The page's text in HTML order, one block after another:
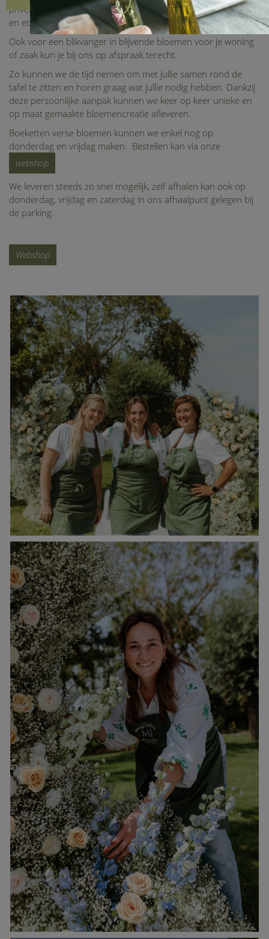
privéfeesten,... Hier ontmoeten we jullie in een warme sfeer
en etaleren we wat Maison Julie te bieden heeft.
Ook voor een blikvanger in blijvende bloemen voor je woning
of zaak kun je bij ons op afspraak terecht.
Zo kunnen we de tijd nemen om met jullie samen rond de
tafel te zitten en horen graag wat jullie nodig hebben. Dankzij
deze persoonlijke aanpak kunnen we keer op keer unieke en
op maat gemaakte bloemencreatie afleveren.
Boeketten verse bloemen kunnen we enkel nog op
donderdag en vrijdag maken. Bestellen kan via onze
webshop
We leveren steeds zo snel mogelijk, zelf afhalen kan ook op
donderdag, vrijdag en zaterdag in ons afhaalpunt gelegen bij
de parking.
Webshop